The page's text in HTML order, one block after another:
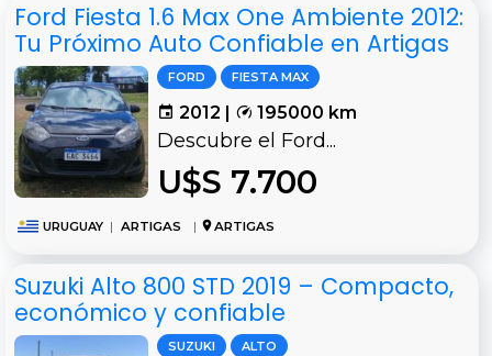
Ford Fiesta 1.6 Max One Ambiente 2012:
Tu Próximo Auto Confiable en Artigas
FORD FIESTA MAX
2012 | 195000 km
Descubre el Ford...
U$S 7.700
URUGUAY | ARTIGAS | ARTIGAS
Suzuki Alto 800 STD 2019 – Compacto,
económico y confiable
SUZUKI ALTO